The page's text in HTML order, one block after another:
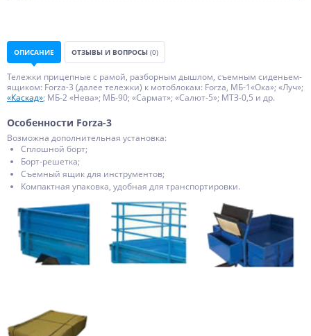
ОПИСАНИЕ ОТЗЫВЫ И ВОПРОСЫ (0)
Тележки прицепные с рамой, разборным дышлом, съемным сиденьем-
ящиком: Forza-3 (далее тележки) к мотоблокам: Forza, МБ-1«Ока»; «Луч»;
«Каскад»; МБ-2 «Нева»; МБ-90; «Сармат»; «Салют-5»; МТЗ-0,5 и др.
Особенности Forza-3
Возможна дополнительная установка:
Сплошной борт;
Борт-решетка;
Съемный ящик для инструментов;
Компактная упаковка, удобная для транспортировки.